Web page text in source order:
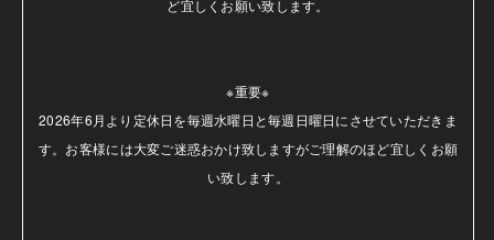
ど宜しくお願い致します。
※重要※
2026年6月より定休日を毎週水曜日と毎週日曜日にさせていただきま
す。お客様には大変ご迷惑おかけ致しますがご理解のほど宜しくお願
い致します。